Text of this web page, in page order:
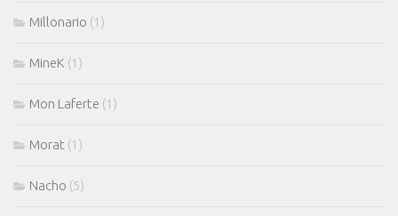
Millonario (1)
MineK (1)
Mon Laferte (1)
Morat (1)
Nacho (5)